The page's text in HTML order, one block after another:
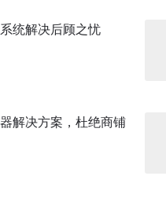
统解决后顾之忧
解决方案，杜绝商铺